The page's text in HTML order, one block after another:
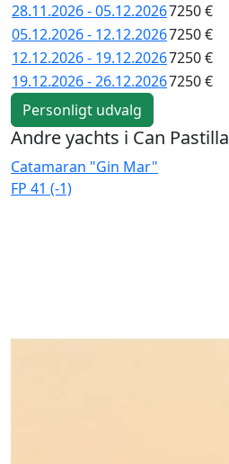
28.11.2026 - 05.12.20267250 €
05.12.2026 - 12.12.20267250 €
12.12.2026 - 19.12.20267250 €
19.12.2026 - 26.12.20267250 €
Personligt udvalg
Andre yachts i Can Pastilla
Catamaran "Gin Mar"
FP 41 (-1)